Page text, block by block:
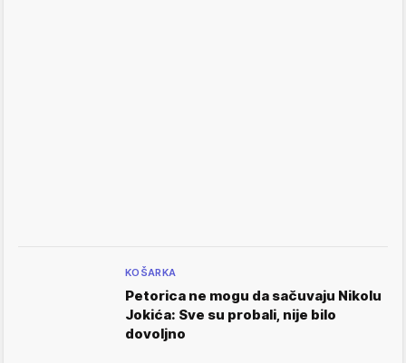
KOŠARKA
Petorica ne mogu da sačuvaju Nikolu
Jokića: Sve su probali, nije bilo
dovoljno